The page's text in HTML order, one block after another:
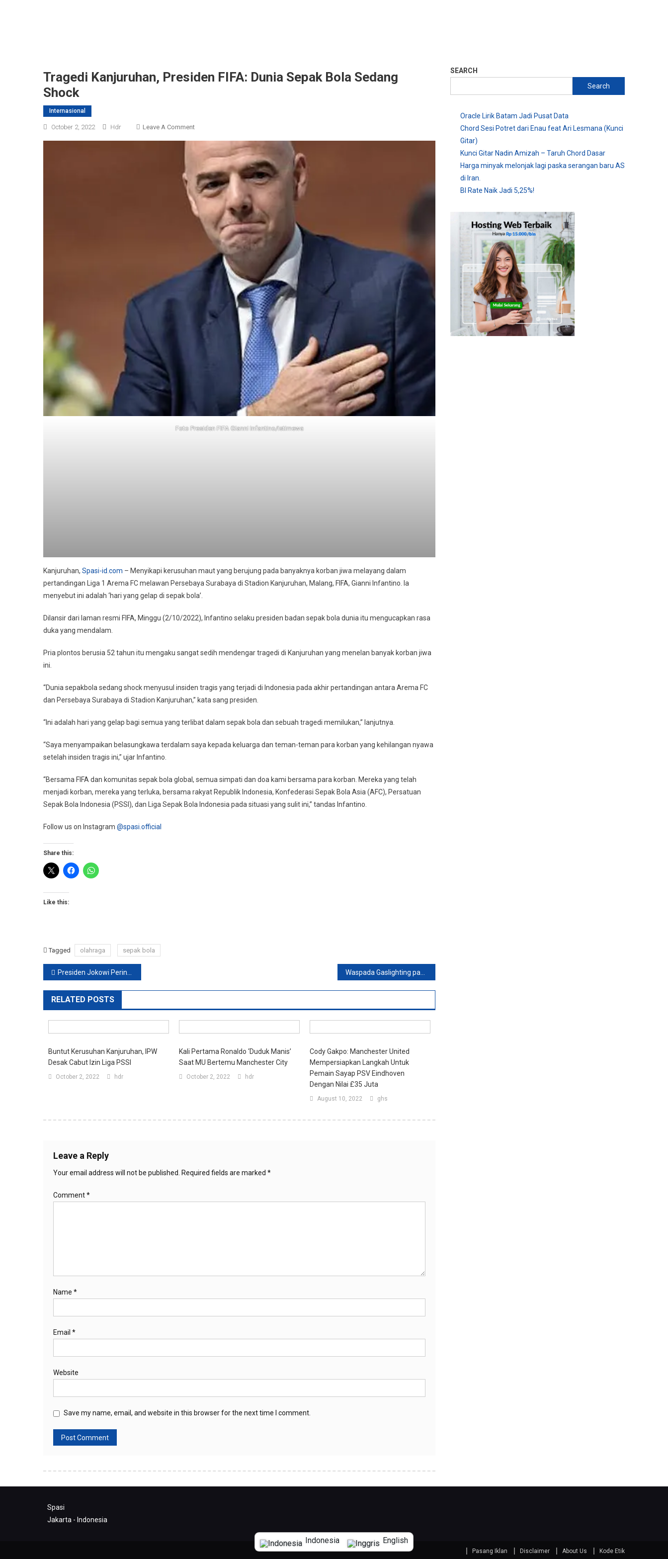
Tragedi Kanjuruhan, Presiden FIFA: Dunia Sepak Bola Sedang
Shock
Internasional
October 2, 2022 Hdr Leave A CommentOn
Kanjuruhan,
Presiden
FIFA:
Dunia
Sepak
Bola
Sedang
Shock
Foto Presiden FIFA Gianni Infantino/istimewa
Kanjuruhan, Spasi-id.com – Menyikapi kerusuhan maut yang berujung pada banyaknya korban jiwa melayang dalam
pertandingan Liga 1 Arema FC melawan Persebaya Surabaya di Stadion Kanjuruhan, Malang, FIFA, Gianni Infantino. Ia
menyebut ini adalah ‘hari yang gelap di sepak bola’.
Dilansir dari laman resmi FIFA, Minggu (2/10/2022), Infantino selaku presiden badan sepak bola dunia itu mengucapkan rasa
duka yang mendalam.
Pria plontos berusia 52 tahun itu mengaku sangat sedih mendengar tragedi di Kanjuruhan yang menelan banyak korban jiwa
ini.
“Dunia sepakbola sedang shock menyusul insiden tragis yang terjadi di Indonesia pada akhir pertandingan antara Arema FC
dan Persebaya Surabaya di Stadion Kanjuruhan,” kata sang presiden.
“Ini adalah hari yang gelap bagi semua yang terlibat dalam sepak bola dan sebuah tragedi memilukan,” lanjutnya.
“Saya menyampaikan belasungkawa terdalam saya kepada keluarga dan teman-teman para korban yang kehilangan nyawa
setelah insiden tragis ini,” ujar Infantino.
“Bersama FIFA dan komunitas sepak bola global, semua simpati dan doa kami bersama para korban. Mereka yang telah
menjadi korban, mereka yang terluka, bersama rakyat Republik Indonesia, Konfederasi Sepak Bola Asia (AFC), Persatuan
Sepak Bola Indonesia (PSSI), dan Liga Sepak Bola Indonesia pada situasi yang sulit ini,” tandas Infantino.
Follow us on Instagram @spasi.official
Share this:
Like this:
Tagged olahraga sepak bola
Post
navigation
Presiden Jokowi Perintahkan PSSI Hentikan Sementara Liga 1
RELATED POSTS
Buntut Kerusuhan Kanjuruhan, IPW
Desak Cabut Izin Liga PSSI
October 2, 2022 hdr
Kali Pertama Ronaldo ‘Duduk Manis’
Saat MU Bertemu Manchester City
October 2, 2022 hdr
Cody Gakpo: Manchester United
Mempersiapkan Langkah Untuk
Pemain Sayap PSV Eindhoven
Dengan Nilai £35 Juta
August 10, 2022 ghs
Leave a Reply
Your email address will not be published. Required fields are marked *
Comment*
Name *
Email *
Website
Save my name, email, and website in this browser for the next time I comment.
SEARCH
Search
Oracle Lirik Batam Jadi Pusat Data
Chord Sesi Potret dari Enau feat Ari Lesmana (Kunci
Gitar)
Kunci Gitar Nadin Amizah – Taruh Chord Dasar
Harga minyak melonjak lagi paska serangan baru AS
di Iran.
BI Rate Naik Jadi 5,25%!
Spasi
Jakarta - Indonesia
Pasang Iklan Disclaimer About Us Kode Etik
Indonesia English